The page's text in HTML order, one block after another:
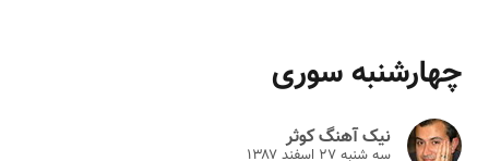
چهارشنبه سوری
نیک آهنگ کوثر
سه شنبه ۲۷ اسفند ۱۳۸۷